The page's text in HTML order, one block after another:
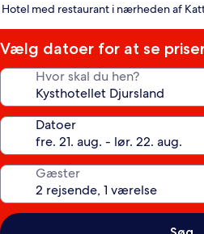
stjernet
Hotel med restaurant i nærheden af
Vælg datoer for at se
Hvor skal du hen?
Datoer
Gæster